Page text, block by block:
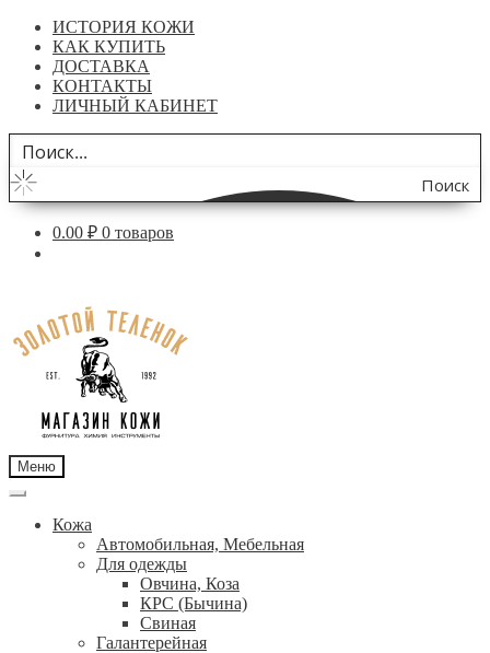
ИСТОРИЯ КОЖИ
КАК КУПИТЬ
ДОСТАВКА
КОНТАКТЫ
ЛИЧНЫЙ КАБИНЕТ
Поиск
по
0.00 ₽ 0 товаров
навигации
содержимому
Меню
Кожа
Автомобильная, Мебельная
Для одежды
Овчина, Коза
КРС (Бычина)
Свиная
Галантерейная